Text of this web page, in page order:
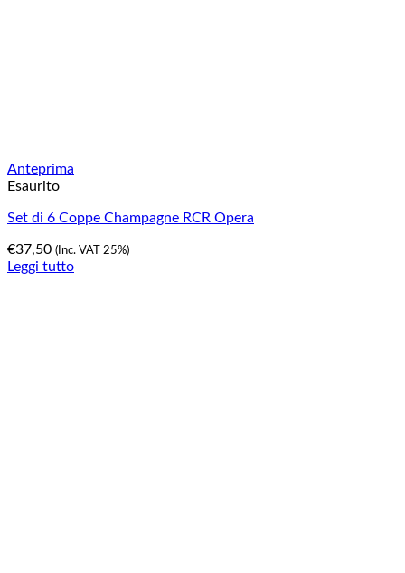
Anteprima
Esaurito
Set di 6 Coppe Champagne RCR Opera
€37,50 (Inc. VAT 25%)
Leggi tutto